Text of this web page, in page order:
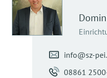
info@sz-
08861